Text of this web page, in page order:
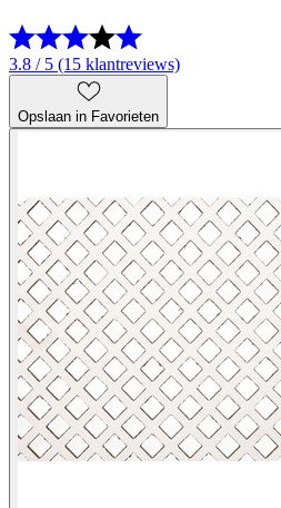
3.8 / 5 (15 klantreviews)
Opslaan in Favorieten